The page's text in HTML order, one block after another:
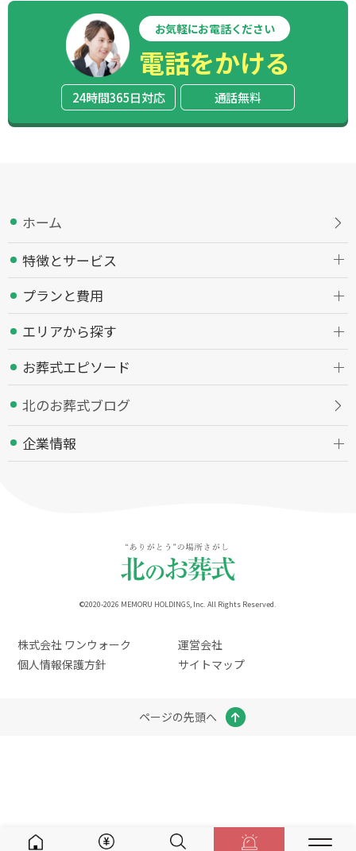
お気軽にお電話ください
電話をかける
24時間365日対応 通話無料
ホーム
特徴とサービス
プランと費用
エリアから探す
お葬式エピソード
北のお葬式ブログ
企業情報
©2020-2026 MEMORU HOLDINGS, Inc. All Rights Reserved.
株式会社 ワンウォーク
運営会社
個人情報保護方針
サイトマップ
ページの先頭へ